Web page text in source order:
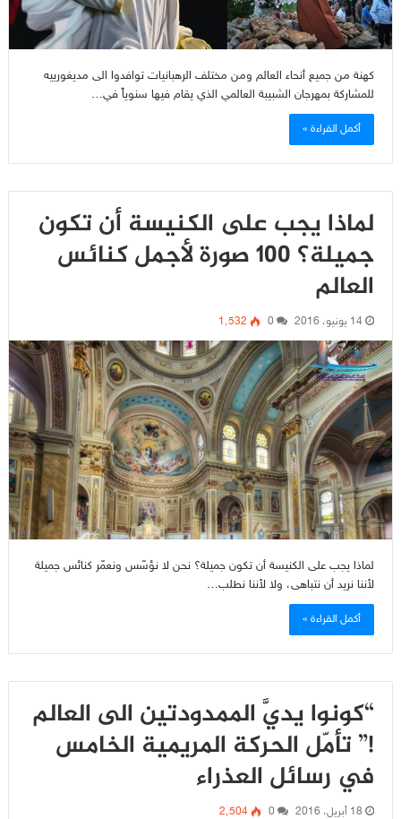
كهنة من جميع أنحاء العالم ومن مختلف الرهبانيات توافدوا الى مديغورييه
للمشاركة بمهرجان الشبيبة العالمي الذي يقام فيها سنوياً في…
أكمل القراءة »
لماذا يجب على الكنيسة أن تكون
جميلة؟ 100 صورة لأجمل كنائس
العالم
14 يونيو، 2016 0 1٬532
لماذا يجب على الكنيسة أن تكون جميلة؟ نحن لا نؤسّس ونعمّر كنائس جميلة
لأننا نريد أن نتباهى، ولا لأننا نطلب…
أكمل القراءة »
“كونوا يديَّ الممدودتين الى العالم
!” تأمّل الحركة المريمية الخامس
في رسائل العذراء
18 أبريل، 2016 0 2٬504